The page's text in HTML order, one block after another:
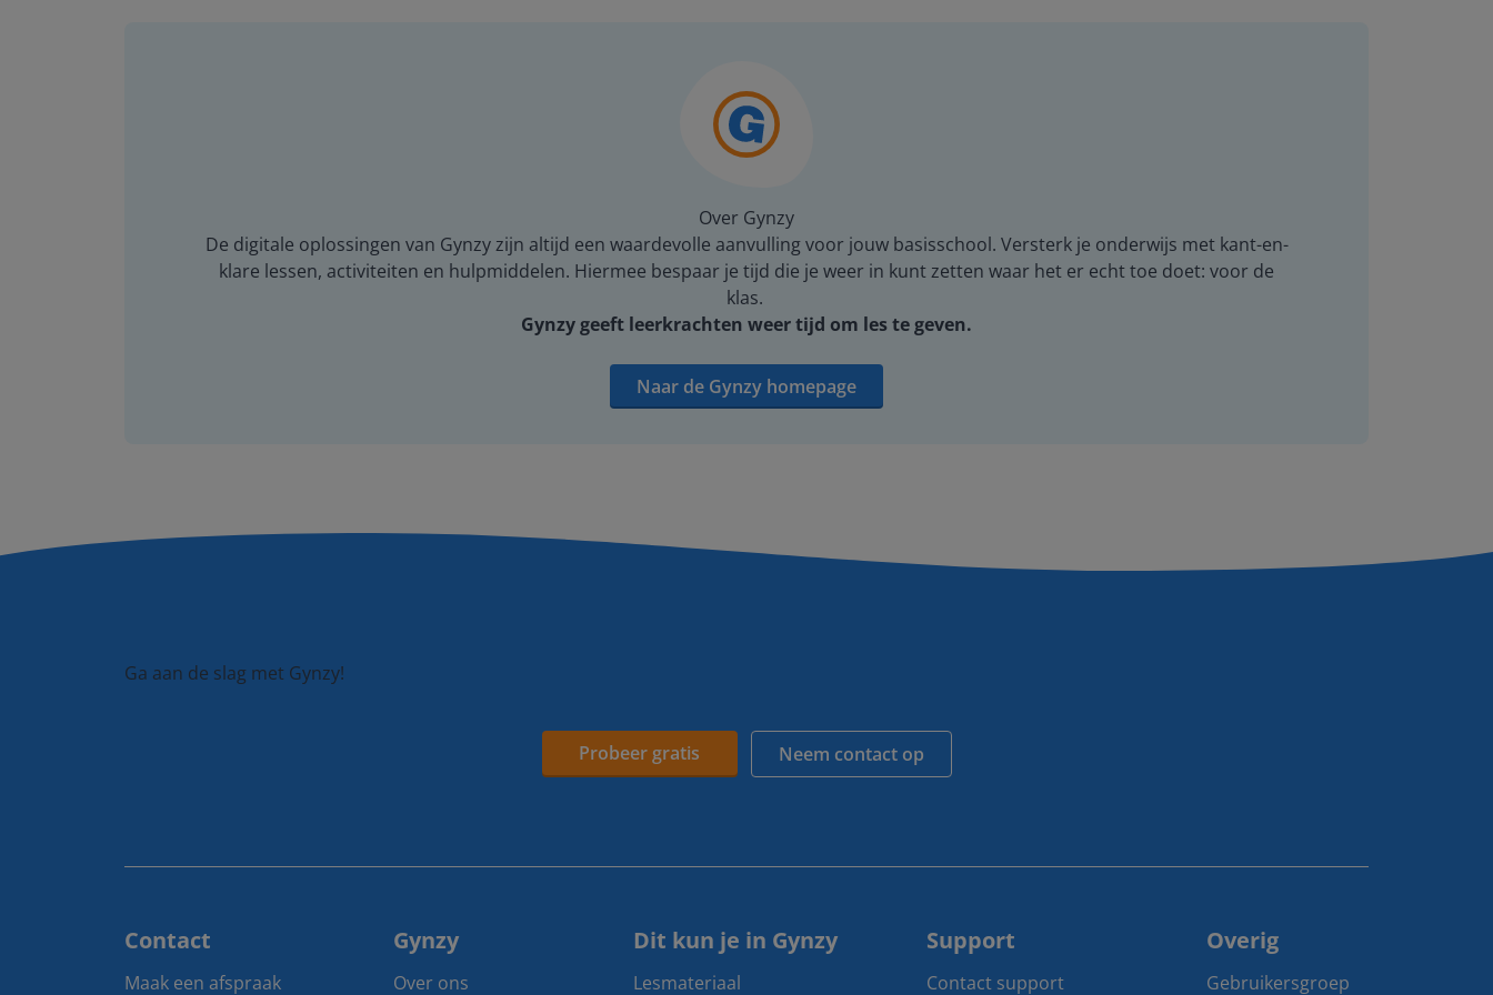
Over Gynzy
De digitale oplossingen van Gynzy zijn altijd een waardevolle aanvulling voor jouw basisschool. Versterk je onderwijs met kant-en-
klare lessen, activiteiten en hulpmiddelen. Hiermee bespaar je tijd die je weer in kunt zetten waar het er echt toe doet: voor de
klas.
Gynzy geeft leerkrachten weer tijd om les te geven.
Naar de Gynzy homepage
Ga aan de slag met Gynzy!
Probeer gratis Neem contact op
Contact
Maak een afspraak
Gynzy
Over ons
Dit kun je in Gynzy
Lesmateriaal
Support
Contact support
Overig
Gebruikersgroep